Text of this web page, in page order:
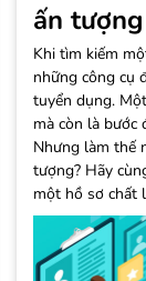
ấn tượng
Khi tìm kiếm
những công cụ
tuyển dụng.
mà còn là bước
Nhưng làm thế
tượng? Hãy
một hồ sơ chất